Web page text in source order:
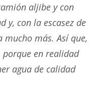
aljibe y con
y, con la escasez de
más. Así que,
porque en realidad
agua de calidad